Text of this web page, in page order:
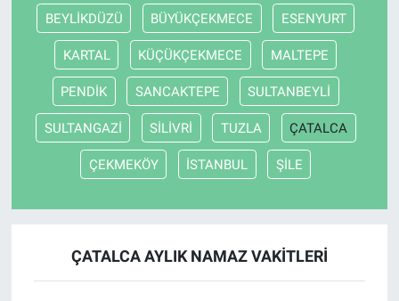
BEYLİKDÜZÜ BÜYÜKÇEKMECE ESENYURT
KARTAL KÜÇÜKÇEKMECE MALTEPE
PENDİK SANCAKTEPE SULTANBEYLİ
SULTANGAZİ SİLİVRİ TUZLA ÇATALCA
ÇEKMEKÖY İSTANBUL ŞİLE
ÇATALCA AYLIK NAMAZ VAKITLERI